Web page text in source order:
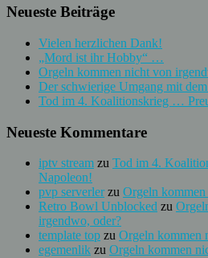
Neueste Beiträge
Vielen herzlichen Dank!
„Mord ist ihr Hobby“ …
Orgeln kommen nicht von
Der schwierige Umgang mit
Tod im 4. Koalitionskrieg …
Neueste Kommentare
iptv stream zu Tod im 4.
Napoleon!
pvp serverlerzu Orgeln
Retro Bowl Unblocked zu
irgendwo, oder?
template top zu Orgeln kommen
egemenlik zu Orgeln kommen